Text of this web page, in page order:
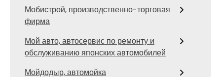
Мобистрой, производственно-торговая
фирма
Мой авто, автосервис по ремонту и
обслуживанию японских автомобилей
Мойдодыр, автомойка